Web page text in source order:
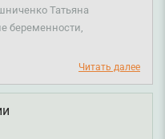
Всегда успокоит,
Всегда
ли какие-то вопросы. В
планирую беречь
Татьяна
беременности,
Читать далее